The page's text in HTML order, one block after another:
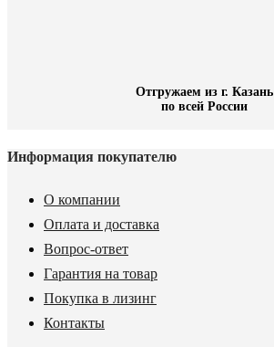
Отгружаем из г. Казань
по всей России
Информация покупателю
О компании
Оплата и доставка
Вопрос-ответ
Гарантия на товар
Покупка в лизинг
Контакты